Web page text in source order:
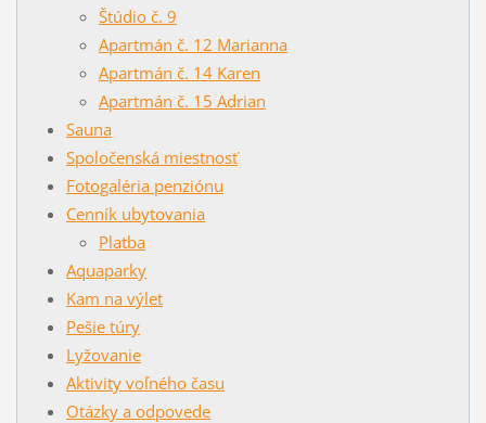
Štúdio č. 9
Apartmán č. 12 Marianna
Apartmán č. 14 Karen
Apartmán č. 15 Adrian
Sauna
Spoločenská miestnosť
Fotogaléria penziónu
Cenník ubytovania
Platba
Aquaparky
Kam na výlet
Pešie túry
Lyžovanie
Aktivity voľného času
Otázky a odpovede